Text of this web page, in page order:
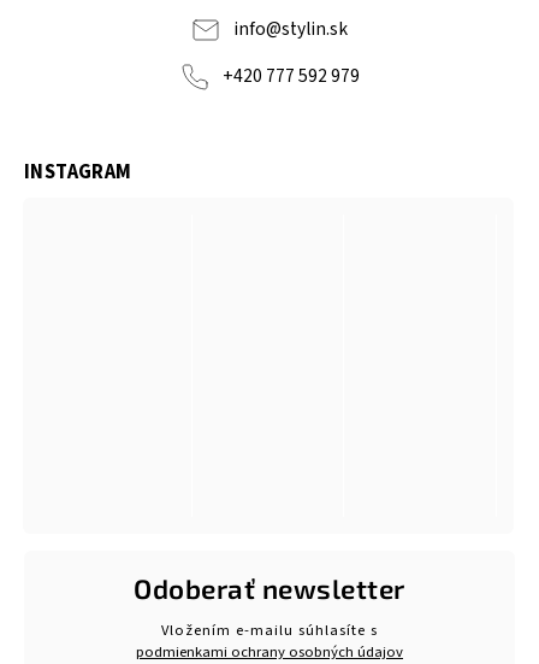
info@stylin.sk
+420 777 592 979
INSTAGRAM
Odoberať newsletter
Vložením e-mailu súhlasíte s
podmienkami ochrany osobných údajov